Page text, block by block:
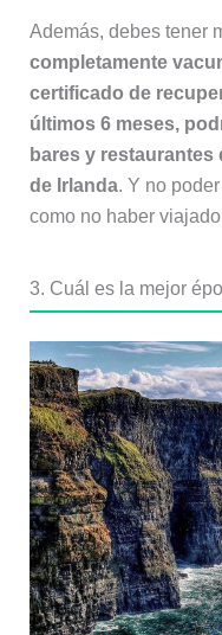
Además, debes tener
completamente
certificado de
últimos 6 meses,
bares y restaurantes
de Irlanda. Y no
como no haber
3. Cuál es la mejor